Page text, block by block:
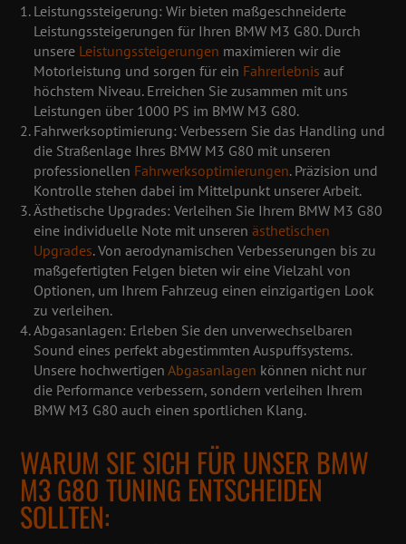
Leistungssteigerung: Wir bieten maßgeschneiderte
Leistungssteigerungen für Ihren BMW M3 G80. Durch
unsere Leistungssteigerungen maximieren wir die
Motorleistung und sorgen für ein Fahrerlebnis auf
höchstem Niveau. Erreichen Sie zusammen mit uns
Leistungen über 1000 PS im BMW M3 G80.
Fahrwerksoptimierung: Verbessern Sie das Handling und
die Straßenlage Ihres BMW M3 G80 mit unseren
professionellen Fahrwerksoptimierungen. Präzision und
Kontrolle stehen dabei im Mittelpunkt unserer Arbeit.
Ästhetische Upgrades: Verleihen Sie Ihrem BMW M3 G80
eine individuelle Note mit unseren ästhetischen
Upgrades. Von aerodynamischen Verbesserungen bis zu
maßgefertigten Felgen bieten wir eine Vielzahl von
Optionen, um Ihrem Fahrzeug einen einzigartigen Look
zu verleihen.
Abgasanlagen: Erleben Sie den unverwechselbaren
Sound eines perfekt abgestimmten Auspuffsystems.
Unsere hochwertigenAbgasanlagen können nicht nur
die Performance verbessern, sondern verleihen Ihrem
BMW M3 G80 auch einen sportlichen Klang.
WARUM SIE SICH FÜR UNSER BMW
M3 G80 TUNING ENTSCHEIDEN
SOLLTEN: